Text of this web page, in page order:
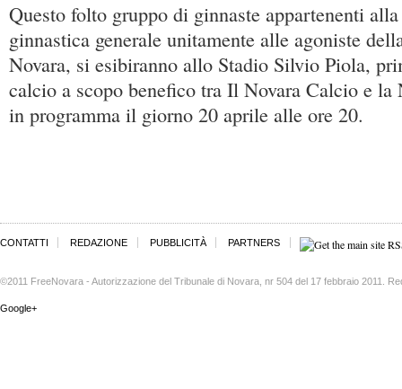
Questo folto gruppo di ginnaste appartenenti
ginnastica generale unitamente alle agoniste
Novara, si esibiranno allo Stadio Silvio Piola,
calcio a scopo benefico tra Il Novara Calcio e
in programma il giorno 20 aprile alle ore 20.
CONTATTI REDAZIONE PUBBLICITÀ PARTNERS
©2011 FreeNovara - Autorizzazione del Tribunale di Novara, nr 504 del 17 febbraio 2011.
Google+